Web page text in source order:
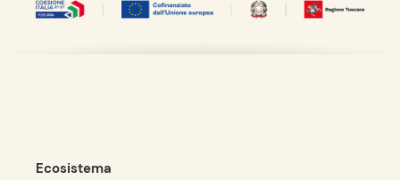
Ecosistema